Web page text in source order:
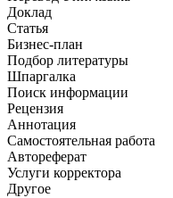
Доклад
Статья
Бизнес-план
Подбор литературы
Шпаргалка
Поиск информации
Рецензия
Аннотация
Самостоятельная работа
Автореферат
Услуги корректора
Другое